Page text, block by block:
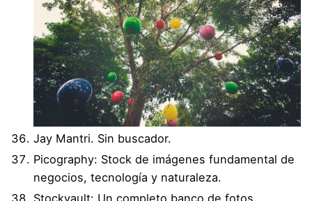
Jay Mantri. Sin buscador.
Picography: Stock de imágenes fundamental de
negocios, tecnología y naturaleza.
Stockvault: Un completo banco de fotos,